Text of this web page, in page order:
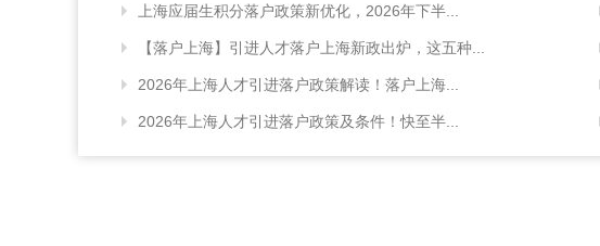
上海应届生积分落户政策新优化，2026年下半...
【落户上海】引进人才落户上海新政出炉，这五种...
2026年上海人才引进落户政策解读！落户上海...
2026年上海人才引进落户政策及条件！快至半...